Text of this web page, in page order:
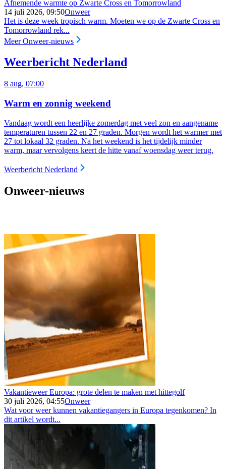
Afnemende warmte op Zwarte Cross en Tomorrowland
14 juli 2026, 09:50Onweer
Het is deze week tropisch warm. Moeten we op de Zwarte Cross en
Tomorrowland rek...
Meer Onweer-nieuws
Weerbericht Nederland
8 aug, 07:00
Warm en zonnig weekend
Vandaag wordt een heerlijke zomerdag met veel zon en aangename
temperaturen tussen 22 en 27 graden. Morgen wordt het warmer met
27 tot lokaal 32 graden. Na het weekend is het tijdelijk minder
warm, maar vervolgens keert de hitte vanaf woensdag weer terug.
Weerbericht Nederland
Onweer-nieuws
Vakantieweer Europa: grote delen te maken met hittegolf
30 juli 2026, 04:55Onweer
Wat voor weer kunnen vakantiegangers in Europa tegenkomen? In
dit artikel wordt...